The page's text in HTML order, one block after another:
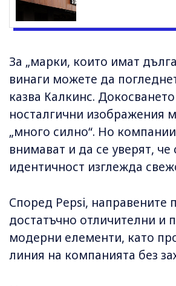
За „марки, които имат
винаги можете да
казва Калкинс.
носталгични изображения
„много силно“. Но
внимават и да се уверят, че
идентичност изглежда
Според Pepsi, направените
достатъчно отличителни и
модерни елементи, като
линия на компанията без